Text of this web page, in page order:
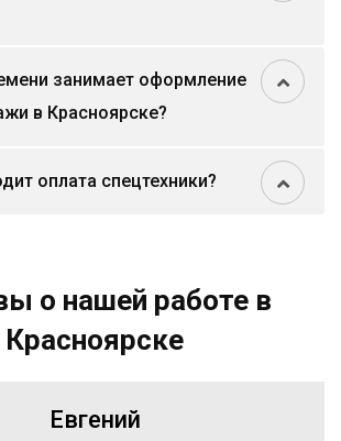
занимает оформление
в Красноярске?
оплата спецтехники?
о нашей работе в
Красноярске
Евгений